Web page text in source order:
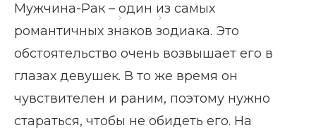
Главная страница Блог
Мужчина-Рак – один из самых
романтичных знаков зодиака. Это
обстоятельство очень возвышает его в
глазах девушек. В то же время он
чувствителен и раним, поэтому нужно
стараться, чтобы не обидеть его. На